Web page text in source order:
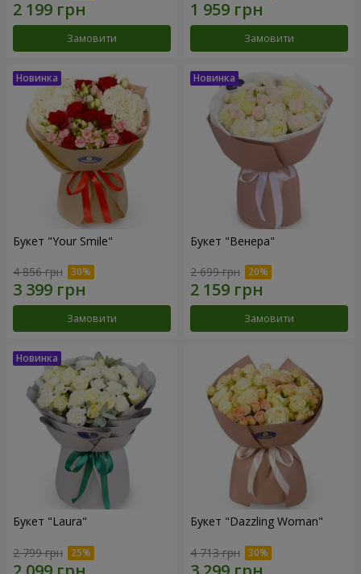
Замовити Замовити
Букет "Your Smile"
4 856 грн
Замовити
Букет "Венера"
2 699 грн
Замовити
Букет "Laura"
2 799 грн
Букет "Dazzling Woman"
4 713 грн